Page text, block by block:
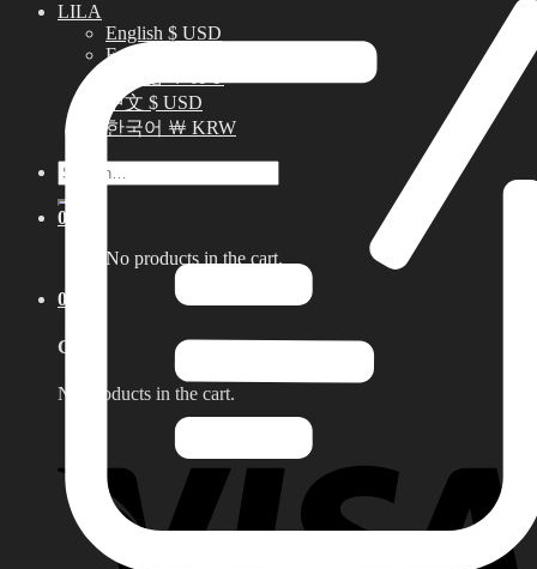
LILA
English $ USD
English € EUR
中文 $ USD
한국어 ￦ KRW
Search
for:
0
No products in the cart.
0
Cart
No products in the cart.